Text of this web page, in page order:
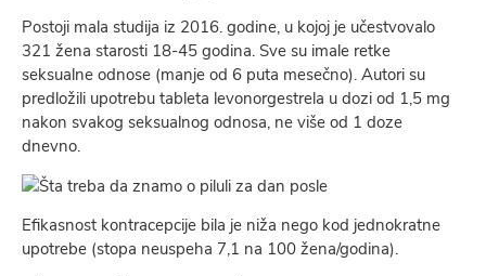
Postoji mala studija iz 2016. godine, u kojoj je učestvovalo
321 žena starosti 18-45 godina. Sve su imale retke
seksualne odnose (manje od 6 puta mesečno). Autori su
predložili upotrebu tableta levonorgestrela u dozi od 1,5 mg
nakon svakog seksualnog odnosa, ne više od 1 doze
dnevno.
Efikasnost kontracepcije bila je niža nego kod jednokratne
upotrebe (stopa neuspeha 7,1 na 100 žena/godina).